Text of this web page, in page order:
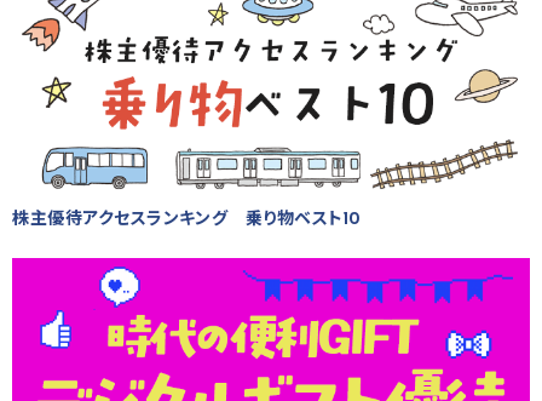
株主優待アクセスランキング 乗り物ベスト10